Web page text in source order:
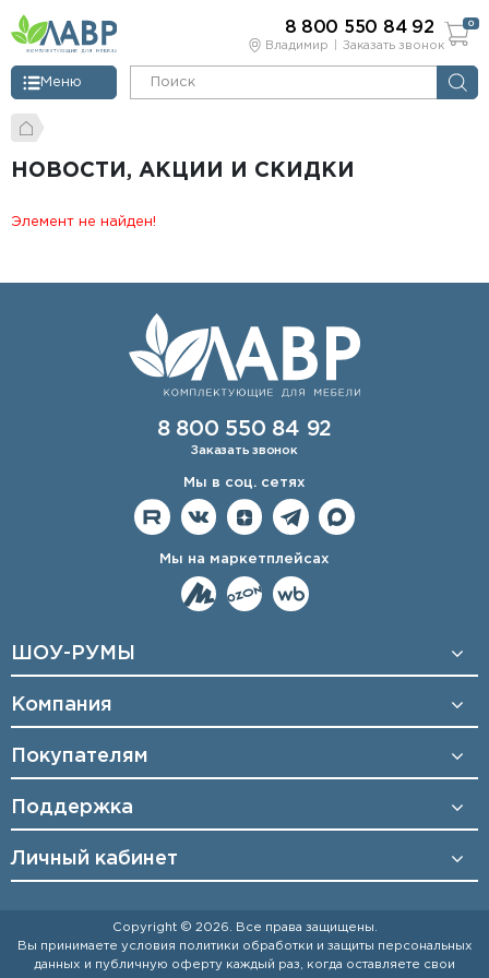
Владимир Заказать звонок
Меню
8 800 550 84 92 0
НОВОСТИ, АКЦИИ И СКИДКИ
Элемент не найден!
8 800 550 84 92
Заказать звонок
Мы в соц. сетях
Мы на маркетплейсах
ШОУ-РУМЫ
Компания
Покупателям
Поддержка
Личный кабинет
Copyright © 2026. Все права защищены.
Вы принимаете условия политики обработки и защиты персональных
данных и публичную оферту каждый раз, когда оставляете свои